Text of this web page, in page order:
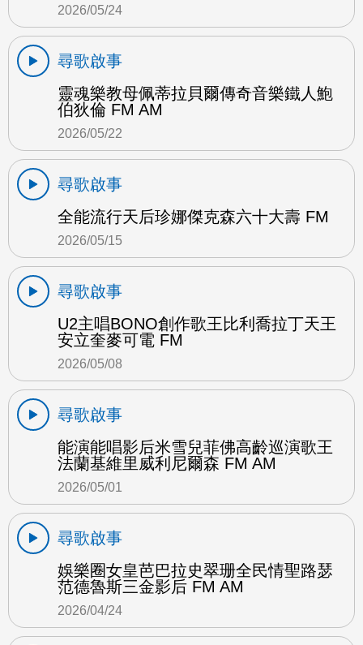
2026/05/24
尋歌啟事
靈魂樂教母佩蒂拉貝爾傳奇音樂鐵人鮑
伯狄倫 FM AM
2026/05/22
尋歌啟事
全能流行天后珍娜傑克森六十大壽 FM
2026/05/15
尋歌啟事
U2主唱BONO創作歌王比利喬拉丁天王
安立奎麥可電 FM
2026/05/08
尋歌啟事
能演能唱影后米雪兒菲佛高齡巡演歌王
法蘭基維里威利尼爾森 FM AM
2026/05/01
尋歌啟事
娛樂圈女皇芭巴拉史翠珊全民情聖路瑟
范德魯斯三金影后 FM AM
2026/04/24